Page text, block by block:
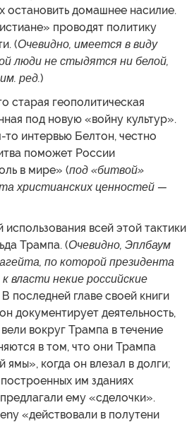
остановить домашнее насилие.
проводят политику
(Очевидно, имеется в виду
люди не стыдятся ни белой,
ред.)
старая геополитическая
под новую «войну культур».
то интервью Белтон, честно
поможет России
в мире» (под «битвой»
христианских ценностей —
использования всей этой тактики
Трампа. (Очевидно, Эплбаум
по которой президента
власти некие российские
В последней главе своей книги
документирует деятельность,
вокруг Трампа в течение
в том, что они Трампа
ямы», когда он влезал в долги;
им зданиях
ему «сделочки».
«действовали в полутени